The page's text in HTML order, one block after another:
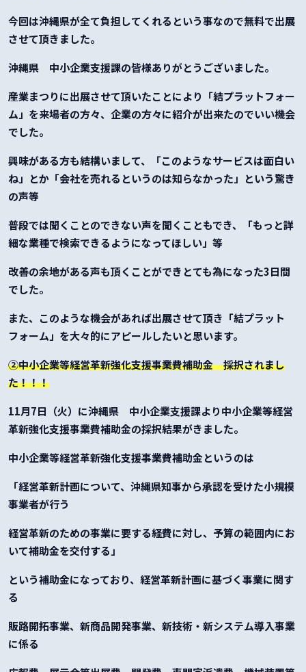
今回は沖縄県が全て負担してくれるという事なので無料で出展
させて頂きました。
沖縄県 中小企業支援課の皆様ありがとうございました。
産業まつりに出展させて頂いたことにより「結プラットフォー
ム」を来場者の方々、企業の方々に紹介が出来たのでいい機会
でした。
興味がある方も結構いまして、「このようなサービスは面白い
ね」とか「会社を売れるというのは知らなかった」という驚き
の声等
普段では聞くことのできない声を聞くこともでき、「もっと詳
細な業種で検索できるようになってほしい」等
改善の余地がある声も頂くことができとても為になった3日間
でした。
また、このような機会があれば出展させて頂き「結プラット
フォーム」を大々的にアピールしたいと思います。
②中小企業等経営革新強化支援事業費補助金 採択されまし
た！！！
11月7日（火）に沖縄県 中小企業支援課より中小企業等経営
革新強化支援事業費補助金の採択結果がきました。
中小企業等経営革新強化支援事業費補助金というのは
「経営革新計画について、沖縄県知事から承認を受けた小規模
事業者が行う
経営革新のための事業に要する経費に対し、予算の範囲内にお
いて補助金を交付する」
という補助金になっており、経営革新計画に基づく事業に関す
る
販路開拓事業、新商品開発事業、新技術・新システム導入事業
に係る